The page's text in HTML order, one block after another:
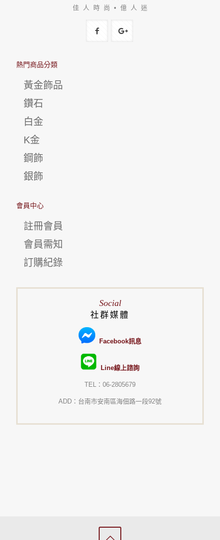
佳 人 時 尚 • 億 人 迷
熱門商品分類
黃金飾品
鑽石
白金
K金
鋼飾
銀飾
會員中心
註冊會員
會員需知
訂購紀錄
Social
社群媒體
Facebook訊息
Line線上諮詢
TEL：06-2805679
ADD：台南市安南區海佃路一段92號